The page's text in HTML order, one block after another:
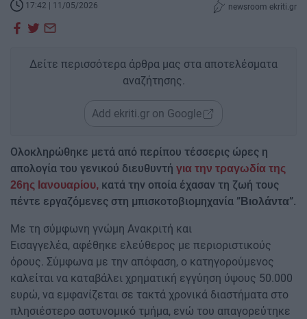
17:42 | 11/05/2026 newsroom ekriti.gr
Δείτε περισσότερα άρθρα μας στα αποτελέσματα
αναζήτησης.
Add ekriti.gr on Google
Ολοκληρώθηκε μετά από περίπου τέσσερις ώρες η
απολογία του γενικού διευθυντή για την τραγωδία της
26ης Ιανουαρίου, κατά την οποία έχασαν τη ζωή τους
πέντε εργαζόμενες στη μπισκοτοβιομηχανία ”Βιολάντα”.
Με τη σύμφωνη γνώμη Ανακριτή και
Εισαγγελέα, αφέθηκε ελεύθερος με περιοριστικούς
όρους. Σύμφωνα με την απόφαση, ο κατηγορούμενος
καλείται να καταβάλει χρηματική εγγύηση ύψους 50.000
ευρώ, να εμφανίζεται σε τακτά χρονικά διαστήματα στο
πλησιέστερο αστυνομικό τμήμα, ενώ του απαγορεύτηκε